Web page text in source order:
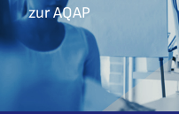
zur AQAP